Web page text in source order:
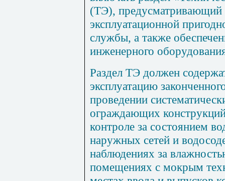
(ТЭ), предусматривающий
эксплуатационной
службы, а также
инженерного
Раздел ТЭ должен
эксплуатацию
проведении
ограждающих
контроле за состоянием
наружных сетей и
наблюдениях за
помещениях с мокрым